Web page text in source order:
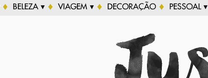
BELEZA ▾ VIAGEM ▾ DECORAÇÃO PESSOAL ▾